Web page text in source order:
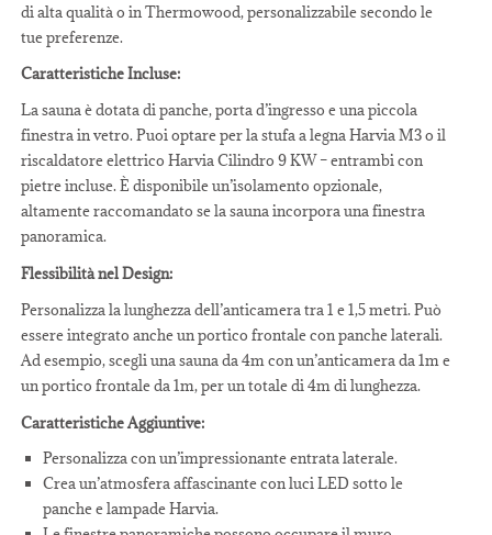
di alta qualità o in Thermowood, personalizzabile secondo le
tue preferenze.
Caratteristiche Incluse:
La sauna è dotata di panche, porta d’ingresso e una piccola
finestra in vetro. Puoi optare per la stufa a legna Harvia M3 o il
riscaldatore elettrico Harvia Cilindro 9 KW – entrambi con
pietre incluse. È disponibile un’isolamento opzionale,
altamente raccomandato se la sauna incorpora una finestra
panoramica.
Flessibilità nel Design:
Personalizza la lunghezza dell’anticamera tra 1 e 1,5 metri. Può
essere integrato anche un portico frontale con panche laterali.
Ad esempio, scegli una sauna da 4m con un’anticamera da 1m e
un portico frontale da 1m, per un totale di 4m di lunghezza.
Caratteristiche Aggiuntive:
Personalizza con un’impressionante entrata laterale.
Crea un’atmosfera affascinante con luci LED sotto le
panche e lampade Harvia.